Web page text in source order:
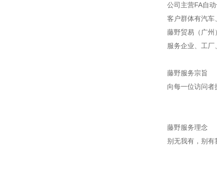
公司主营FA自
客户群体有汽车
藤野贸易（广州
服务企业、工
藤野服务宗旨
向每一位访问
藤野服务理念
别无我有，别